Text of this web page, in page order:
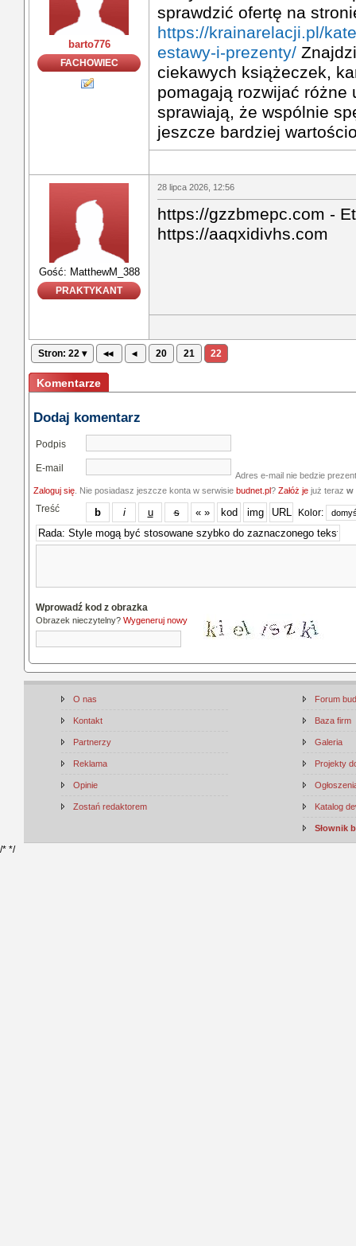
barto776
FACHOWIEC
sprawdzić ofertę na
https://krainarelacji.pl/
estawy-i-prezenty/
ciekawych książeczek,
pomagają rozwijać różne
sprawiają, że wspólnie
jeszcze bardziej
Gość: MatthewM_388
PRAKTYKANT
28 lipca 2026, 12:56
https://gzzbmepc.com -
https://aaqxidivhs.com
Stron: 22 ▾ ◂◂ ◂ 20 21 22
Komentarze
Dodaj komentarz
Podpis
E-mail
Adres e-mail nie bedzie
Zaloguj się . Nie posiadasz jeszcze konta w serwisie budnet.pl? Załóż je już teraz w
Treść Kolor:
Wprowadź kod z obrazka
Obrazek nieczytelny? Wygeneruj nowy
O nas
Kontakt
Partnerzy
Reklama
Opinie
Zostań redaktorem
Forum
Baza firm
Galeria
Projekty
Katalog
Słownik
/* */